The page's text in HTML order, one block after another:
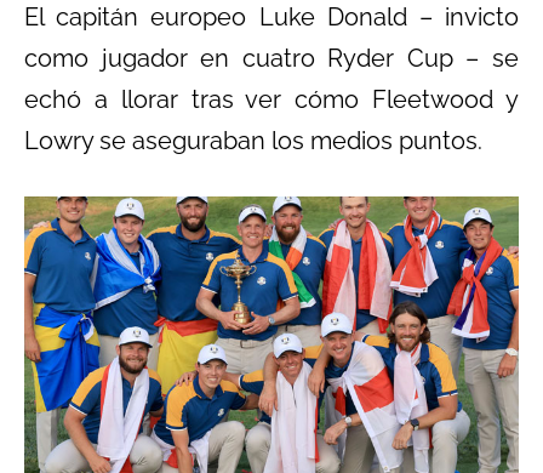
El capitán europeo Luke Donald – invicto
como jugador en cuatro Ryder Cup – se
echó a llorar tras ver cómo Fleetwood y
Lowry se aseguraban los medios puntos.